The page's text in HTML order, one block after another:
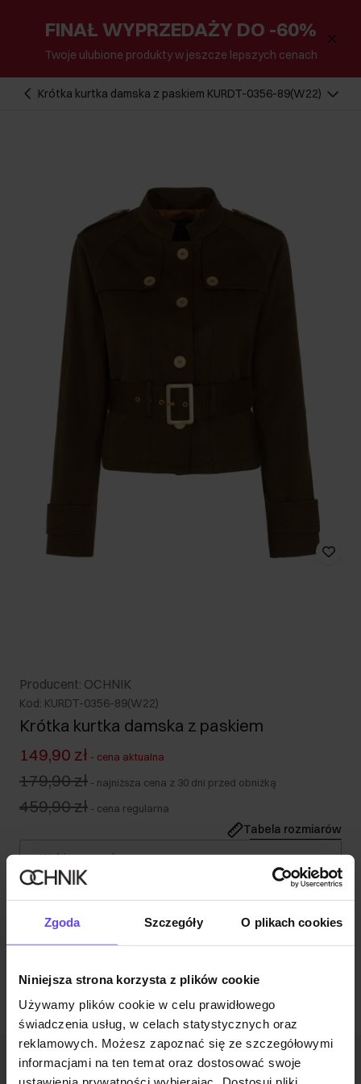
Zgoda Szczegóły O plikach cookies
Niniejsza strona korzysta z plików cookie
Używamy plików cookie w celu prawidłowego
świadczenia usług, w celach statystycznych oraz
reklamowych. Możesz zapoznać się ze szczegółowymi
informacjami na ten temat oraz dostosować swoje
FINAŁ WYPRZEDAŻY DO -60%
Twoje ulubione produkty w jeszcze lepszych cenach
Krótka kurtka damska z paskiem KURDT-0356-89(W22)
Producent: OCHNIK
Kod: KURDT-0356-89(W22)
Krótka kurtka damska z paskiem
149,90 zł - cena aktualna
179,90 zł - najniższa cena z 30 dni przed obniżką
459,90 zł - cena regularna
Tabela rozmiarów
Wybierz rozmiar
Opis produktu
Newsletter